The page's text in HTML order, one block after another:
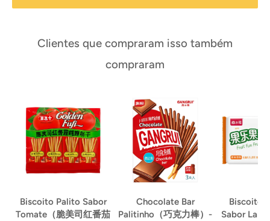
Clientes que compraram isso também
compraram
Biscoito Palito Sabor
Tomate（脆美司红番茄
Chocolate Bar
Palitinho（巧克力棒）-
Biscoito
Sabor